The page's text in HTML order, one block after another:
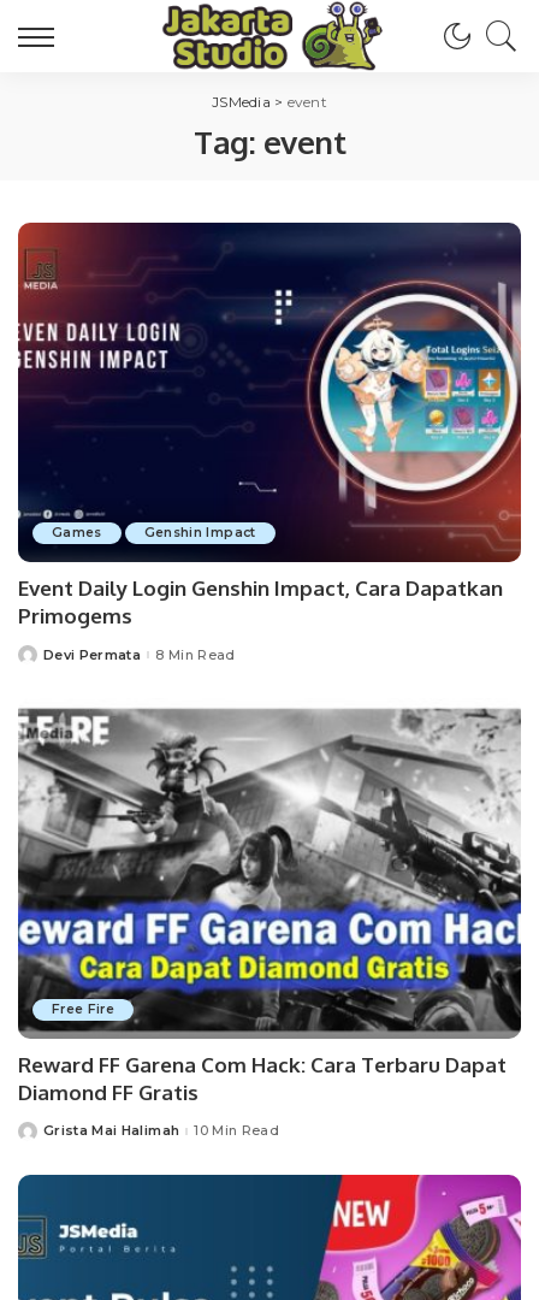
JSMedia > event
Tag: event
Games Genshin Impact
Event Daily Login Genshin Impact, Cara Dapatkan
Primogems
PostedDevi Permata 8 Min Read
Free Fire
Reward FF Garena Com Hack: Cara Terbaru Dapat
Diamond FF Gratis
PostedGrista Mai Halimah 10 Min Read